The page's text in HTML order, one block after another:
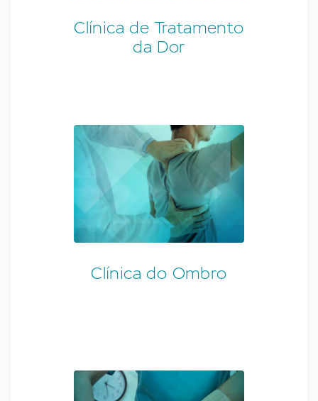
Clínica de Tratamento
da Dor
Clínica do Ombro